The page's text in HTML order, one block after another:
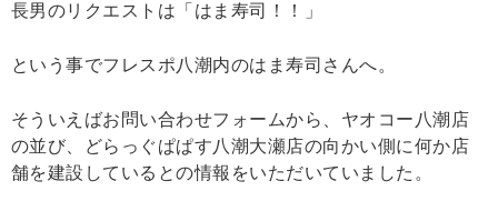
長男のリクエストは「はま寿司！！」
という事でフレスポ八潮内のはま寿司さんへ。
そういえばお問い合わせフォームから、ヤオコー八潮店
の並び、どらっぐぱぱす八潮大瀬店の向かい側に何か店
舗を建設しているとの情報をいただいていました。